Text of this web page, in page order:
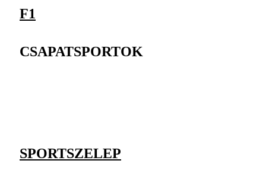
F1
CSAPATSPORTOK
SPORTSZELEP